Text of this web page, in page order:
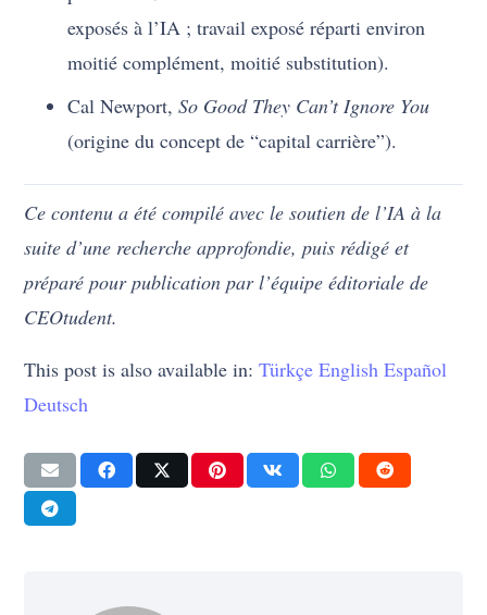
exposés à l’IA ; travail exposé réparti environ
moitié complément, moitié substitution).
Cal Newport,So Good They Can’t Ignore You
(origine du concept de “capital carrière”).
Ce contenu a été compilé avec le soutien de l’IA à la
suite d’une recherche approfondie, puis rédigé et
préparé pour publication par l’équipe éditoriale de
CEOtudent.
This post is also available in:Türkçe English Español
Deutsch